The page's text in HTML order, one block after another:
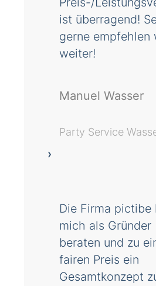
ist überragend!
gerne empfehlen
weiter!
Manuel Wasser
Party Service
Die Firma pictibe
mich als Gründer
beraten und zu
fairen Preis ein
Gesamtkonzept